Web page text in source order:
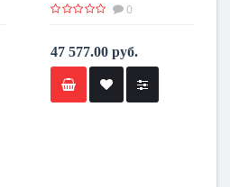
0
47 577.00 руб.